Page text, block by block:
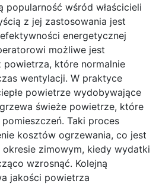
popularność wśród właścicieli
z jej zastosowania jest
energetycznej
możliwe jest
powietrza, które normalnie
wentylacji. W praktyce
powietrze wydobywające
świeże powietrze, które
Taki proces
kosztów ogrzewania, co jest
zimowym, kiedy wydatki
wzrosnąć. Kolejną
jakości powietrza